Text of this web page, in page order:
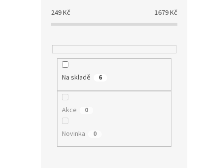
249Kč 1679Kč
Na skladě 6
Akce 0
Novinka 0